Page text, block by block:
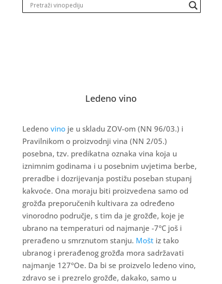
Ledeno vino
Ledeno vinoje u skladu ZOV-om (NN 96/03.) i
Pravilnikom o proizvodnji vina (NN 2/05.)
posebna, tzv. predikatna oznaka vina koja u
iznimnim godinama i u posebnim uvjetima berbe,
preradbe i dozrijevanja postižu poseban stupanj
kakvoće. Ona moraju biti proizvedena samo od
grožđa preporučenih kultivara za određeno
vinorodno područje, s tim da je grožđe, koje je
ubrano na temperaturi od najmanje -7°C još i
prerađeno u smrznutom stanju. Moštiz tako
ubranog i prerađenog grožđa mora sadržavati
najmanje 127°Oe. Da bi se proizvelo ledeno vino,
zdravo se i prezrelo grožđe, dakako, samo u